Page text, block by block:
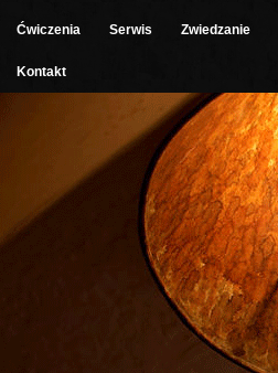
Ćwiczenia Serwis Zwiedzanie
Kontakt